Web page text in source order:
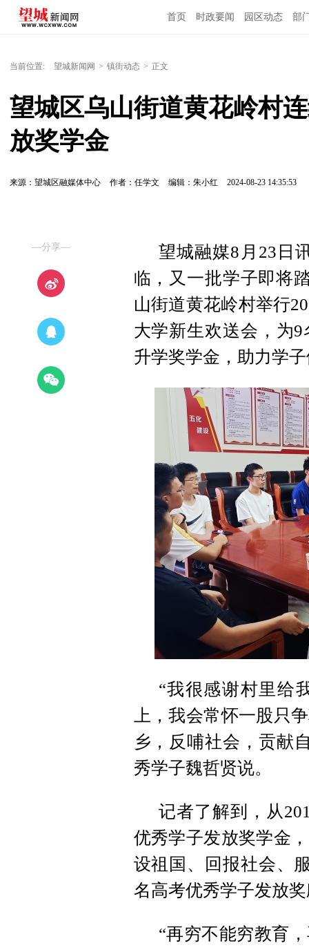
首页 时政要闻 园区动态 部
当前位置: 望城新闻网 > 镇街动态 > 正文
望城区乌山街道黄花岭村
放奖学金
来源：望城区融媒体中心 作者：任学文 编辑：朱小红 2024-08-23 14:35:53
—分享—
望城融媒8月23日
临，又一批学子即将
山街道黄花岭村举行
大学新生欢送会，为
升学奖学金，助力学
“我很感谢村里给
上，我会常怀一股只
乡，反哺社会，贡献
秀学子魏哲贤说。
记者了解到，从
优秀学子发放奖学金，
设祖国、回报社会、
名高考优秀学子发放
“再穷不能穷教育